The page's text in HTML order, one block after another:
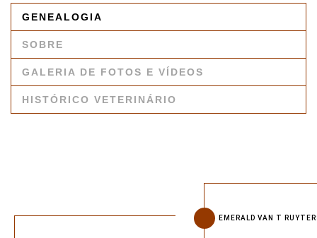
GENEALOGIA
SOBRE
GALERIA DE FOTOS E VÍDEOS
HISTÓRICO VETERINÁRIO
EMERALD VAN T